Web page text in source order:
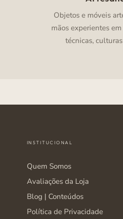
Objetos e móveis
mãos experientes
técnicas,
INSTITUCIONAL
Quem Somos
Avaliações da Loja
Blog | Conteúdos
Política de Privacidade